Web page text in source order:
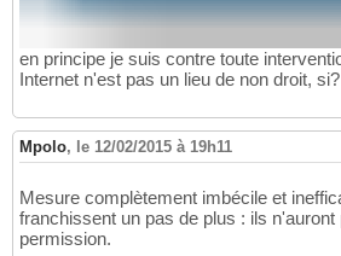
en principe je suis contre toute
Internet n'est pas un lieu de non droit, si?
Mpolo, le 12/02/2015 à 19h11
Mesure complètement imbécile et
franchissent un pas de plus : ils
permission.